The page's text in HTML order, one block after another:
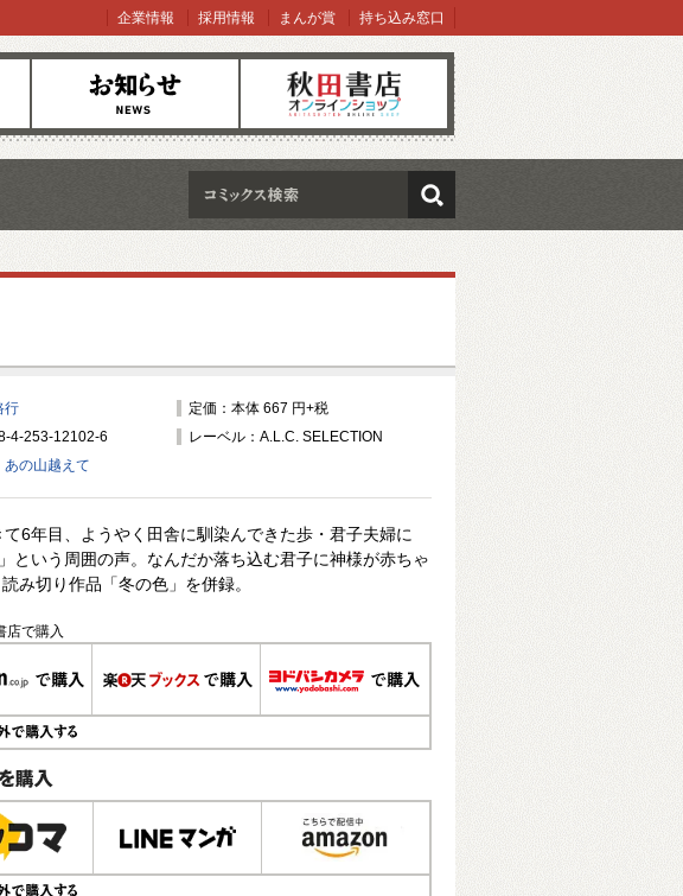
お知らせ オンラインショップ
企業情報 採用情報 まんが賞 持ち込み窓口
検索
行
定価：本体 667 円+税
4-253-12102-6
レーベル：A.L.C. SELECTION
あの山越えて
6年目、ようやく田舎に馴染んできた歩・君子夫婦に
」という周囲の声。なんだか落ち込む君子に神様が赤ちゃ
切り作品「冬の色」を併録。
店で購入
入